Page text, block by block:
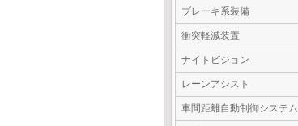
ブレーキ系装備
衝突軽減装置
ナイトビジョン
レーンアシスト
車間距離自動制御システム